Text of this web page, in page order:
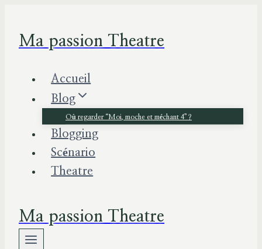
contenu
Ma passion Theatre
Accueil
Blog
Où regarder “Moi, moche et méchant 4” ?
Blogging
Scénario
Theatre
Ma passion Theatre